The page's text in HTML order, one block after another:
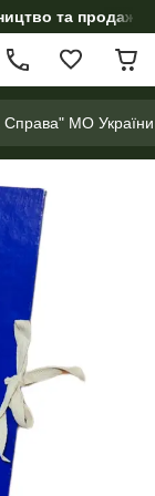
та продаж
МО України